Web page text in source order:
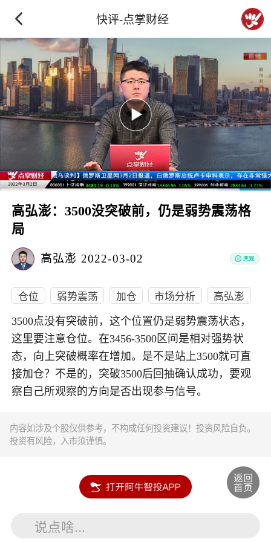
快评-点掌财经
高弘澎：3500没突破前，仍是弱势震荡格
局
高弘澎 2022-03-02
仓位 弱势震荡 加仓 市场分析 高弘澎
3500点没有突破前，这个位置仍是弱势震荡状态，
这里要注意仓位。在3456-3500区间是相对强势状
态，向上突破概率在增加。是不是站上3500就可直
接加仓？不是的，突破3500后回抽确认成功，要观
察自己所观察的方向是否出现参与信号。
内容如涉及个股仅供参考，不构成任何投资建议！投资风险自负。
投资有风险，入市须谨慎。
说点啥...